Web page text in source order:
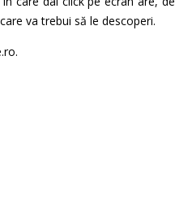
va trebui să le descoperi.